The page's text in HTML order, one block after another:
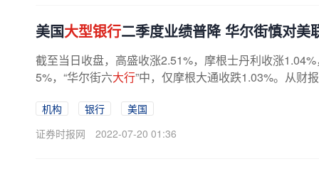
美国大型银行二季度业绩普降 华尔街慎对美
截至当日收盘，高盛收涨2.51%，摩根士丹利收涨
5%，“华尔街六大行”中，仅摩根大通收跌1.03%。从财
机构 银行
美国
证券时报网
2022-07-20 01:36